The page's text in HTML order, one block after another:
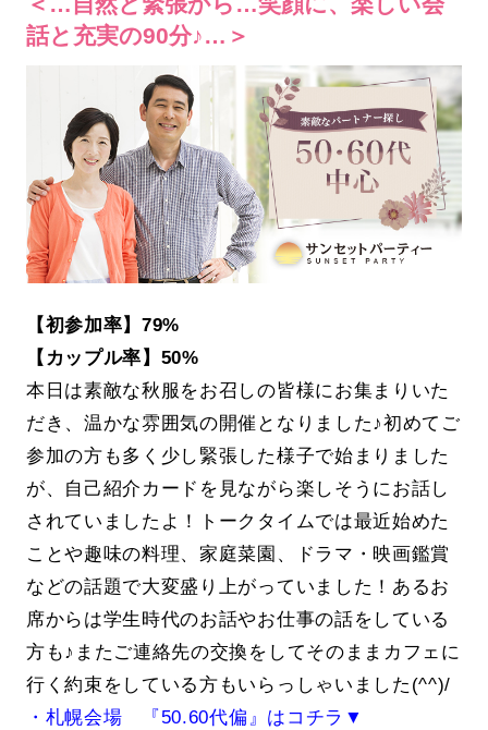
話と充実の90分♪…＞
【初参加率】79%
【カップル率】50%
本日は素敵な秋服をお召しの皆様にお集まりいた
だき、温かな雰囲気の開催となりました♪初めてご
参加の方も多く少し緊張した様子で始まりました
が、自己紹介カードを見ながら楽しそうにお話し
されていましたよ！トークタイムでは最近始めた
ことや趣味の料理、家庭菜園、ドラマ・映画鑑賞
などの話題で大変盛り上がっていました！あるお
席からは学生時代のお話やお仕事の話をしている
方も♪またご連絡先の交換をしてそのままカフェに
行く約束をしている方もいらっしゃいました(^^)/
・札幌会場 『50.60代偏』はコチラ▼